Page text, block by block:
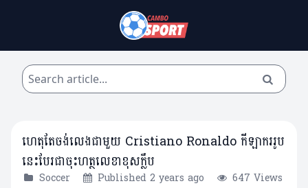
ហេតុតែចង់លេងជាមួយ Cristiano Ronaldo កីឡាកររូប
នេះបែរជាចុះហត្ថលេខាខុសក្លឹប
Soccer Published 2 years ago
647 Views